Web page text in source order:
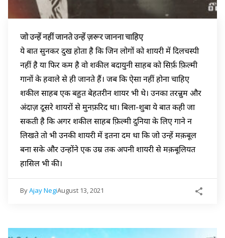
जो उन्हें नहीं जानते उन्हें ज़रूर जानना चाहिए
ये बात सुनकर दुख होता है कि जिन लोगों को शायरी में दिलचस्पी
नहीं है या फिर कम है वो शकील बदायुनी साहब को सिर्फ़ फ़िल्मी
गानों के हवाले से ही जानते हैं। जब कि ऐसा नहीं होना चाहिए
शकील साहब एक बहुत बेहतरीन शायर भी थे। उनका तरन्नुम और
अंदाज़ दूसरे शायरों से मुनफ़रिद था। बिला-शुबा ये बात कही जा
सकती है कि अगर शकील साहब फ़िल्मी दुनिया के लिए गाने न
लिखते तो भी उनकी शायरी में इतना दम था कि जो उन्हें मक़बूल
बना सके और उन्होंने एक उम्र तक अपनी शायरी से मक़बूलियत
हासिल भी की।
ByAjay NegiAugust 13, 2021